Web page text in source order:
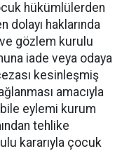
hükümlülerden
haklarında
gözlem kurulu
iade veya odaya
kesinleşmiş
amacıyla
eylemi kurum
tehlike
kararıyla çocuk